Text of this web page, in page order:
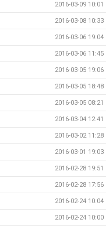
2016-03-09 10:01
2016-03-08 10:33
2016-03-06 19:04
2016-03-06 11:45
2016-03-05 19:06
2016-03-05 18:48
2016-03-05 08:21
2016-03-04 12:41
2016-03-02 11:28
2016-03-01 19:03
2016-02-28 19:51
2016-02-28 17:56
2016-02-24 10:04
2016-02-24 10:00